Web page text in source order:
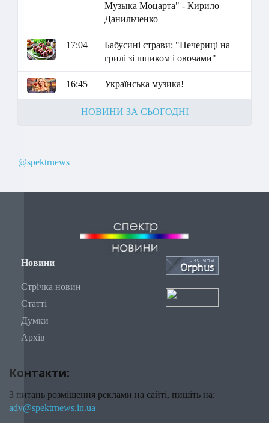
Музыка Моцарта" - Кирило
Данильченко
17:04
Бабусині страви: "Печериці на
грилі зі шпиком і овочами"
16:45 Українська музика!
НОВИНИ ЗА СЬОГОДНІ
@spektrnews
Новини
Стрічка новин
Статті
Думки
Архів
Контакти:
З питань розміщення реклами на сайті, пишіть на:
adv@spektrnews.in.ua